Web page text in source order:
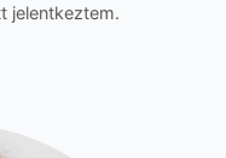
jelentkeztem.